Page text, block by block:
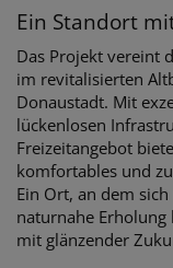
Ein Standort
Das Projekt vereint
im revitalisierten
Donaustadt. Mit
lückenlosen
Freizeitangebot
komfortables und
Ein Ort, an dem
naturnahe
mit glänzender